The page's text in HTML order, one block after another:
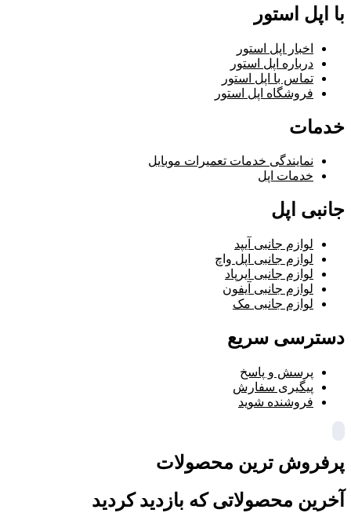
با اپل استور
اخبار اپل استور
درباره اپل استور
تماس با اپل استور
فروشگاه اپل استور
خدمات
نمایندگی خدمات تعمیرات موبایل
خدمات اپل
جانبی اپل
لوازم جانبی آیپد
لوازم جانبی اپل واچ
لوازم جانبی ایرپاد
لوازم جانبی آیفون
لوازم جانبی مک
دسترسی سریع
پرسش و پاسخ
پیگیری سفارش
فروشنده شوید
پرفروش ترین محصولات
آخرین محصولاتی که بازدید کردید